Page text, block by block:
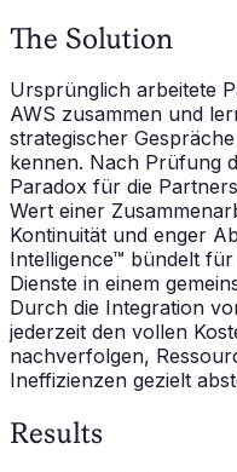
The Solution
Ursprünglich arbeitete
AWS zusammen und
strategischer
kennen. Nach Prüfung
Paradox für die
Wert einer
Kontinuität und enger
Intelligence™ bündelt
Dienste in einem
Durch die Integration
jederzeit den vollen
nachverfolgen,
Ineffizienzen gezielt
Results